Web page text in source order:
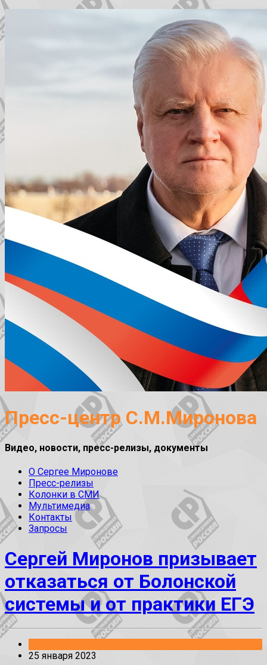
Пресс-центр С.М.Миронова
Видео, новости, пресс-релизы, документы
О Сергее Миронове
Пресс-релизы
Колонки в СМИ
Мультимедиа
Контакты
Запросы
Сергей Миронов призывает
отказаться от Болонской
системы и от практики ЕГЭ
25 января 2023